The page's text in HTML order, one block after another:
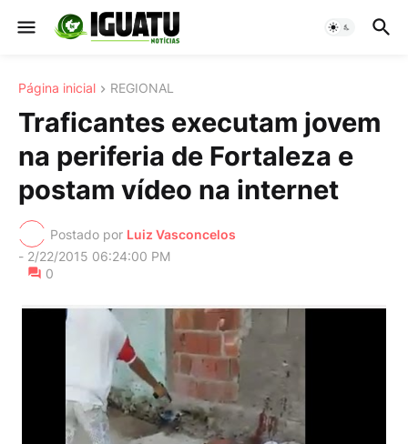
Página inicial REGIONAL
Traficantes executam jovem
na periferia de Fortaleza e
postam vídeo na internet
Postado por Luiz Vasconcelos
- 2/22/2015 06:24:00 PM
0